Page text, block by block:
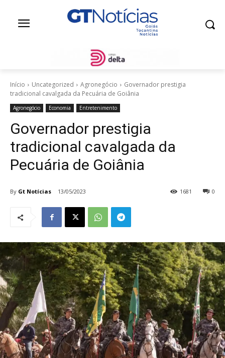
Início Uncategorized Agronegócio
Governador prestigia
tradicional cavalgada da Pecuária de Goiânia
Agronegócio Economia Entretenimento
Governador prestigia
tradicional cavalgada da
Pecuária de Goiânia
By Gt Notícias 13/05/2023 0
1681